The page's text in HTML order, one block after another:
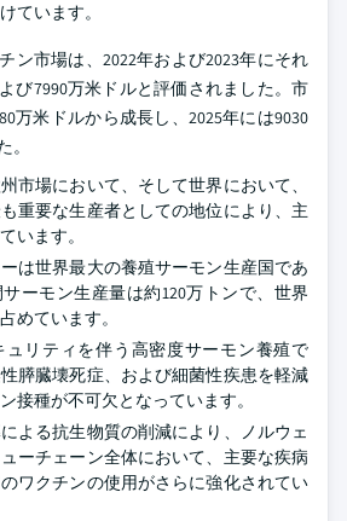
ています。
ン市場は、2022年および2023年にそれ
び7990万米ドルと評価されました。市
万米ドルから成長し、2025年には9030
市場において、そして世界において、
重要な生産者としての地位により、主
います。
は世界最大の養殖サーモン生産国であ
サーモン生産量は約120万トンで、世界
めています。
ュリティを伴う高密度サーモン養殖で
膵臓壊死症、および細菌性疾患を軽減
接種が不可欠となっています。
よる抗生物質の削減により、ノルウェ
ーチェーン全体において、主要な疾病
ワクチンの使用がさらに強化されてい